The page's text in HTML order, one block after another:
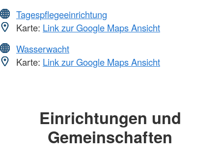
Tagespflegeeinrichtung
Karte: Link zur Google Maps Ansicht
Wasserwacht
Karte: Link zur Google Maps Ansicht
Einrichtungen und
Gemeinschaften